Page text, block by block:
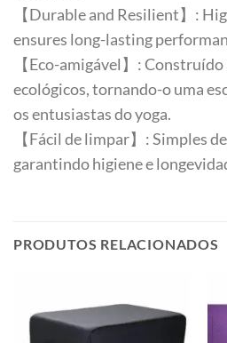
【Durable and Resilient】:
ensures long-lasting
【Eco-amigável】:
ecológicos, tornando-o uma
os entusiastas do yoga.
【Fácil de limpar】: Simples
garantindo higiene e
PRODUTOS RELACIONADOS